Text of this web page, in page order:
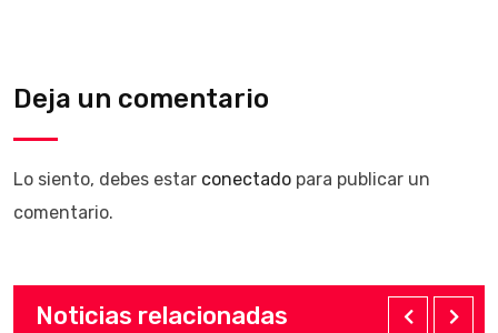
Deja un comentario
Lo siento, debes estar conectado para publicar un
comentario.
Noticias relacionadas